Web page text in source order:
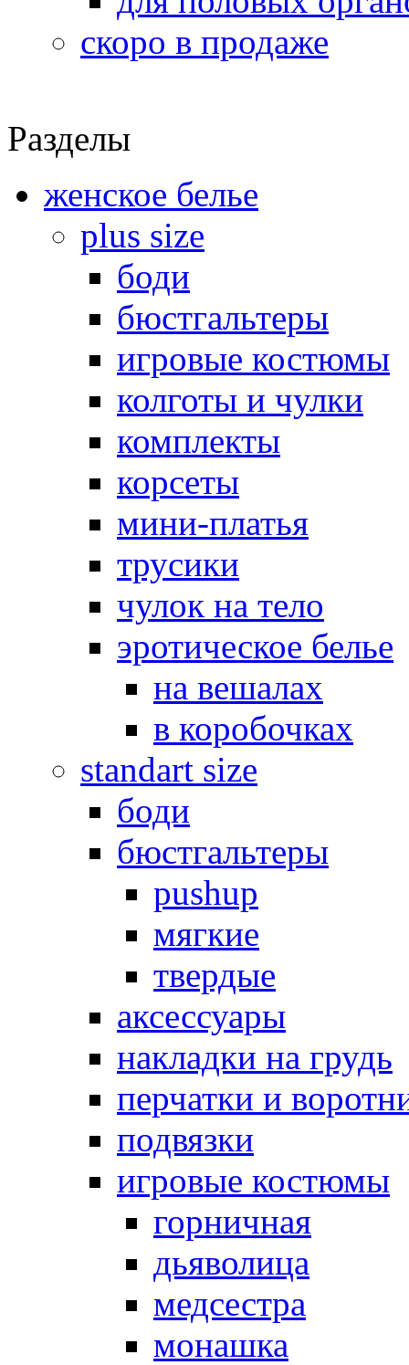
скоро в продаже
Разделы
женское белье
plus size
боди
бюстгальтеры
игровые костюмы
колготы и чулки
комплекты
корсеты
мини-платья
трусики
чулок на тело
эротическое белье
на вешалах
в коробочках
standart size
боди
бюстгальтеры
pushup
мягкие
твердые
аксессуары
накладки на грудь
перчатки и
подвязки
игровые костюмы
горничная
дьяволица
медсестра
монашка